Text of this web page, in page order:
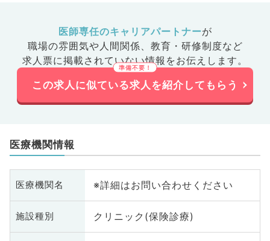
医師専任のキャリアパートナーが
職場の雰囲気や人間関係、 教育・研修制度など
求人票に掲載されていない情報をお伝えします。
この求人に似ている求人を紹介してもらう
医療機関情報
医療機関名 ※詳細はお問い合わせください
施設種別 クリニック(保険診療)